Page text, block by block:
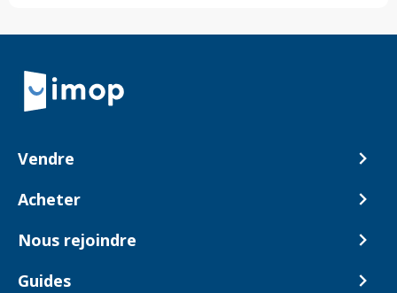
Retour à la navigation principale
Vendre
Comment ça marche ?
Acheter
Biens en vente
Nous rejoindre
Devenir Conseiller
Guides